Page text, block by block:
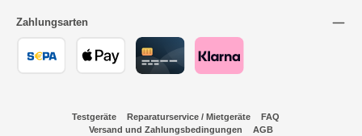
Zahlungsarten
Testgeräte Reparaturservice / Mietgeräte
FAQ
Versand und Zahlungsbedingungen
AGB